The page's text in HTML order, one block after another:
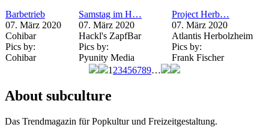
Barbetrieb
07. März 2020
Cohibar
Pics by:
Cohibar
Samstag im H…
07. März 2020
Hackl's ZapfBar
Pics by:
Pyunity Media
Project Herb…
07. März 2020
Atlantis Herbolzheim
Pics by:
Frank Fischer
1 23456789…
About subculture
Das Trendmagazin für Popkultur und Freizeitgestaltung.